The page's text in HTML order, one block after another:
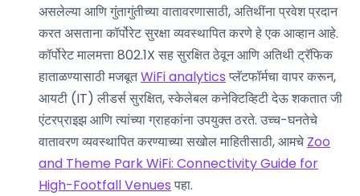
असलेल्या आणि गुंतागुंतीच्या वातावरणासाठी, अतिथींना प्रवेश प्रदान
करत असताना कॉर्पोरेट सुरक्षा व्यवस्थापित करणे हे एक आव्हान आहे.
कॉर्पोरेट मालमत्ता 802.1X सह सुरक्षित ठेवून आणि अतिथी ट्रॅफिक
हाताळण्यासाठी मजबूतWiFi analytics प्लॅटफॉर्मचा वापर करून,
आयटी (IT) लीडर्स सुरक्षित, स्केलेबल कनेक्टिव्हिटी देऊ शकतात जी
एंटरप्राइझ आणि त्यांच्या ग्राहकांना उपयुक्त ठरते. उच्च-घनतेचे
वातावरण व्यवस्थापित करण्याच्या सखोल माहितीसाठी, आमचे Zoo
and Theme Park WiFi: Connectivity Guide for
High-Footfall Venues पहा.